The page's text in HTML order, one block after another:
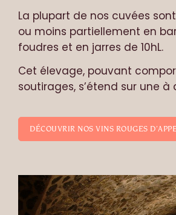
La plupart de nos cuvées
ou moins partiellement en
foudres et en jarres de 10hL.
Cet élevage, pouvant
soutirages, s’étend sur une à
DÉCOUVRIR NOS VINS ROUGES